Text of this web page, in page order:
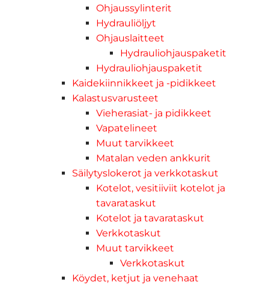
Ohjaussylinterit
Hydrauliöljyt
Ohjauslaitteet
Hydrauliohjauspaketit
Hydrauliohjauspaketit
Kaidekiinnikkeet ja -pidikkeet
Kalastusvarusteet
Vieherasiat- ja pidikkeet
Vapatelineet
Muut tarvikkeet
Matalan veden ankkurit
Säilytyslokerot ja verkkotaskut
Kotelot, vesitiiviit kotelot ja
tavarataskut
Kotelot ja tavarataskut
Verkkotaskut
Muut tarvikkeet
Verkkotaskut
Köydet, ketjut ja venehaat